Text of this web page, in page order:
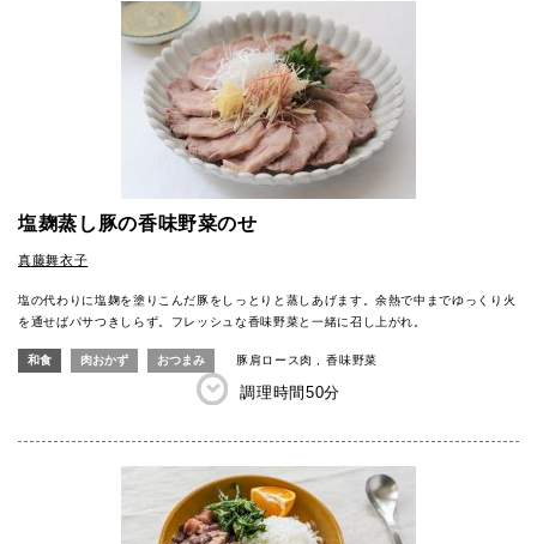
塩麹蒸し豚の香味野菜のせ
真藤舞衣子
塩の代わりに塩麹を塗りこんだ豚をしっとりと蒸しあげます。余熱で中までゆっくり火
を通せばパサつきしらず。フレッシュな香味野菜と一緒に召し上がれ。
和食 肉おかず おつまみ 豚肩ロース肉 香味野菜
調理時間50分